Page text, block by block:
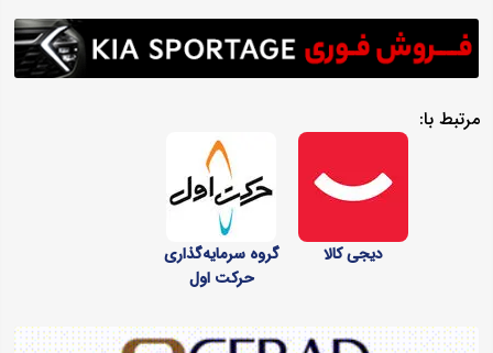
مرتبط با:
دیجی کالا
گروه سرمایه‌گذاری
حرکت اول